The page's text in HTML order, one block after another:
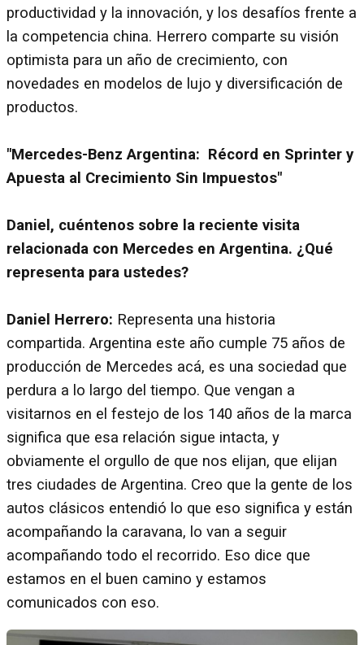
productividad y la innovación, y los desafíos frente a
la competencia china. Herrero comparte su visión
optimista para un año de crecimiento, con
novedades en modelos de lujo y diversificación de
productos.
"Mercedes-Benz Argentina: Récord en Sprinter y
Apuesta al Crecimiento Sin Impuestos"
Daniel, cuéntenos sobre la reciente visita
relacionada con Mercedes en Argentina. ¿Qué
representa para ustedes?
Daniel Herrero: Representa una historia
compartida. Argentina este año cumple 75 años de
producción de Mercedes acá, es una sociedad que
perdura a lo largo del tiempo. Que vengan a
visitarnos en el festejo de los 140 años de la marca
significa que esa relación sigue intacta, y
obviamente el orgullo de que nos elijan, que elijan
tres ciudades de Argentina. Creo que la gente de los
autos clásicos entendió lo que eso significa y están
acompañando la caravana, lo van a seguir
acompañando todo el recorrido. Eso dice que
estamos en el buen camino y estamos
comunicados con eso.